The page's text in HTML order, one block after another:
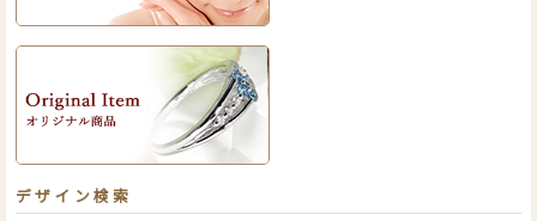
デザイン検索